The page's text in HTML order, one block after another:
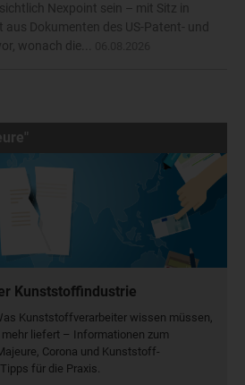
Nexpoint sein – mit Sitz in
aus Dokumenten des US-Patent- und
wonach die...
Kunststoffindustrie
Kunst­stoff­verarbeiter wissen müssen,
liefert – Informationen zum
Corona und Kunststoff-
für die Praxis.